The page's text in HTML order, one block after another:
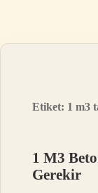
Etiket: 1 m3
1 M3
Gerekir